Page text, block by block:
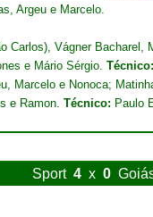
Argeu e Marcelo.
Carlos), Vágner Bacharel,
e Mário Sérgio. Técnico:
Marcelo e Nonoca;
e Ramon. Técnico: Paulo
Sport 4 x 0